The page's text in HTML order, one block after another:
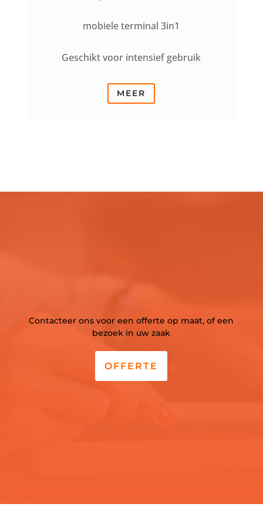
mobiele terminal 3in1
Geschikt voor intensief gebruik
MEER
Contacteer ons voor een offerte op maat, of een
bezoek in uw zaak
OFFERTE